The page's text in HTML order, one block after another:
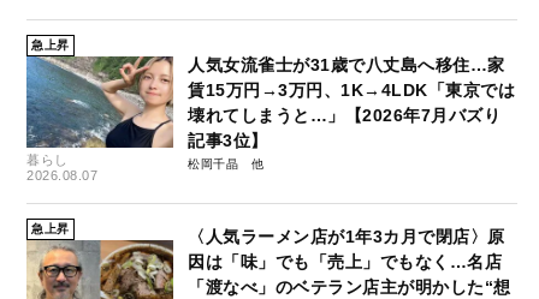
急上昇
暮らし
2026.08.07
人気女流雀士が31歳で八丈島へ移住…家
賃15万円→3万円、1K→4LDK「東京では
壊れてしまうと…」【2026年7月バズり
記事3位】
松岡千晶
急上昇
〈人気ラーメン店が1年3カ月で閉店〉原
因は「味」でも「売上」でもなく…名店
「渡なべ」のベテラン店主が明かした“想